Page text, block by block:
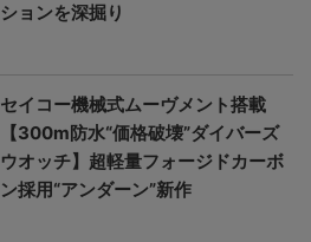
ションを深掘り
セイコー機械式ムーヴメント搭載
【300m防水“価格破壊”ダイバーズ
ウオッチ】超軽量フォージドカーボ
ン採用“アンダーン”新作